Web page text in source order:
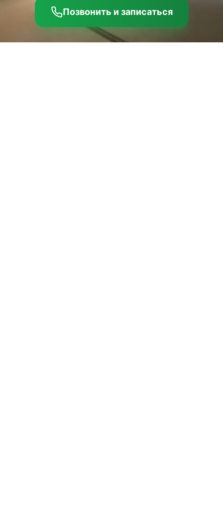
Позвонить и записаться